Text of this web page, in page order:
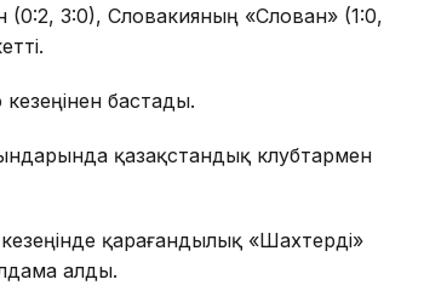
3:0), Словакияның «Слован» (1:0,
бастады.
қазақстандық клубтармен
қарағандылық «Шахтерді»
алды.